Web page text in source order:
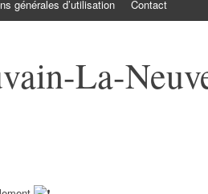
générales d’utilisation Contact
La-